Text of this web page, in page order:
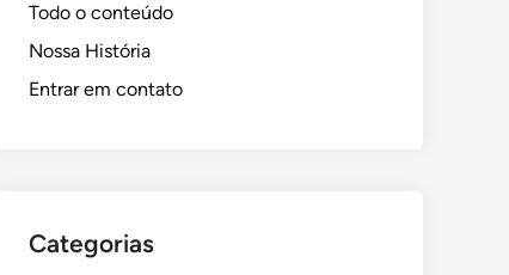
Todo o conteúdo
Nossa História
Entrar em contato
Categorias